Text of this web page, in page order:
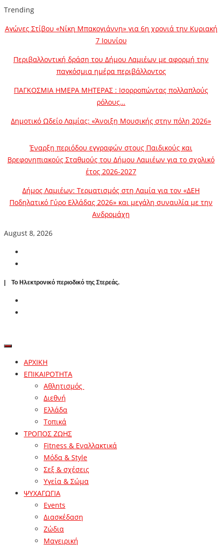
Trending
Αγώνες Στίβου «Νίκη Μπακογιάννη» για 6η χρονιά την Κυριακή
7 Ιουνίου
Περιβαλλοντική δράση του Δήμου Λαμιέων με αφορμή την
παγκόσμια ημέρα περιβάλλοντος
ΠΑΓΚΟΣΜΙΑ ΗΜΕΡΑ ΜΗΤΕΡΑΣ : Ισορροπώντας πολλαπλούς
ρόλους…
Δημοτικό Ωδείο Λαμίας: «Άνοιξη Μουσικής στην πόλη 2026»
Έναρξη περιόδου εγγραφών στους Παιδικούς και
Βρεφονηπιακούς Σταθμούς του Δήμου Λαμιέων για το σχολικό
έτος 2026-2027
Δήμος Λαμιέων: Τερματισμός στη Λαμία για τον «ΔΕΗ
Ποδηλατικό Γύρο Ελλάδας 2026» και μεγάλη συναυλία με την
Ανδρομάχη
August 8, 2026
| To Ηλεκτρονικό περιοδικό της Στερεάς.
ΑΡΧΙΚΗ
ΕΠΙΚΑΙΡΟΤΗΤΑ
Αθλητισμός
Διεθνή
Ελλάδα
Τοπικά
ΤΡΟΠΟΣ ΖΩΗΣ
Fitness & Εναλλακτικά
Μόδα & Style
Σεξ & σχέσεις
Υγεία & Σώμα
ΨΥΧΑΓΩΓΙΑ
Events
Διασκέδαση
Ζώδια
Μαγειρική